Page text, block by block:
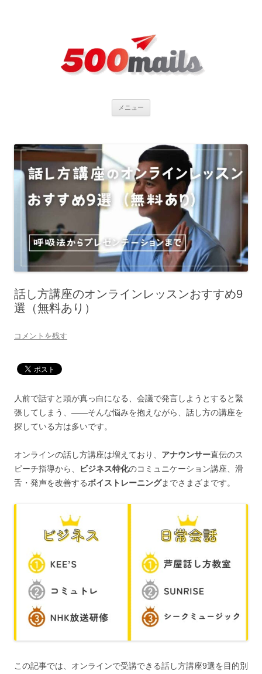
メニュー
へ
ス
キ
ッ
プ
話し方講座のオンラインレッスンおすすめ9
選（無料あり）
コメントを残す
人前で話すと頭が真っ白になる、会議で発言しようとすると緊
張してしまう、——そんな悩みを抱えながら、話し方の講座を
探している方は多いです。
オンラインの話し方講座は増えており、 アナウンサー直伝のス
ピーチ指導から、
ビジネス特化のコミュニケーション講座、滑
舌・発声を改善するボイストレーニングまでさまざまです。
この記事では、オンラインで受講できる話し方講座9選を目的別